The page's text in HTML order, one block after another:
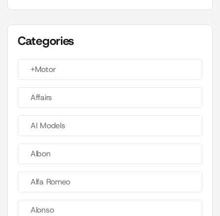
Categories
+Motor
Affairs
AI Models
Albon
Alfa Romeo
Alonso